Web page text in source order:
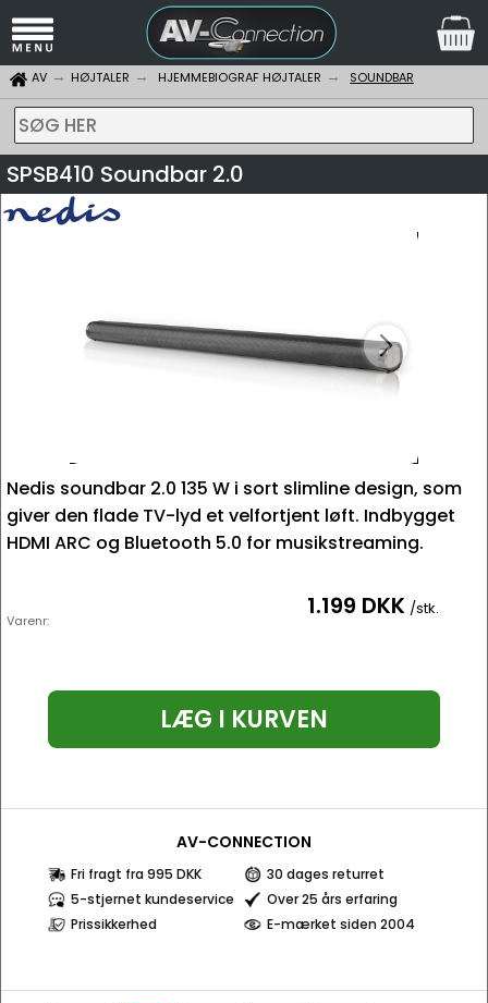
AV HØJTALER HJEMMEBIOGRAF HØJTALER SOUNDBAR
SØG HER
SPSB410 Soundbar 2.0
Nedis soundbar 2.0 135 W i sort slimline design, som
giver den flade TV-lyd et velfortjent løft. Indbygget
HDMI ARC og Bluetooth 5.0 for musikstreaming.
Varenr: 1.199 DKK /stk.
LÆG I KURVEN
AV-CONNECTION
Fri fragt fra 995 DKK
30 dages returret
5-stjernet kundeservice
Over 25 års erfaring
Prissikkerhed
E-mærket siden 2004